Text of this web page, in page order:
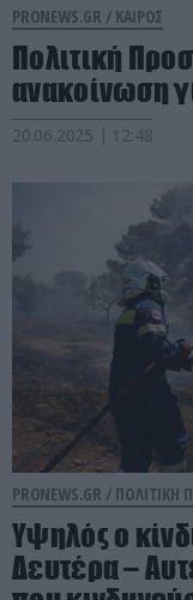
PRONEWS.GR / ΚΑΙΡΟΣ
Πολιτική
ανακοίνωση
20.06.2025 | 12:48
PRONEWS.GR / ΠΟΛΙΤΙΚΗ
Υψηλός ο
Δευτέρα –